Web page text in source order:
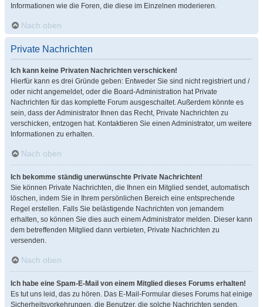
Informationen wie die Foren, die diese im Einzelnen moderieren.
Nach oben
Private Nachrichten
Ich kann keine Privaten Nachrichten verschicken!
Hierfür kann es drei Gründe geben: Entweder Sie sind nicht registriert und /
oder nicht angemeldet, oder die Board-Administration hat Private
Nachrichten für das komplette Forum ausgeschaltet. Außerdem könnte es
sein, dass der Administrator Ihnen das Recht, Private Nachrichten zu
verschicken, entzogen hat. Kontaktieren Sie einen Administrator, um weitere
Informationen zu erhalten.
Nach oben
Ich bekomme ständig unerwünschte Private Nachrichten!
Sie können Private Nachrichten, die Ihnen ein Mitglied sendet, automatisch
löschen, indem Sie in Ihrem persönlichen Bereich eine entsprechende
Regel erstellen. Falls Sie belästigende Nachrichten von jemandem
erhalten, so können Sie dies auch einem Administrator melden. Dieser kann
dem betreffenden Mitglied dann verbieten, Private Nachrichten zu
versenden.
Nach oben
Ich habe eine Spam-E-Mail von einem Mitglied dieses Forums erhalten!
Es tut uns leid, das zu hören. Das E-Mail-Formular dieses Forums hat einige
Sicherheitsvorkehrungen, die Benutzer, die solche Nachrichten senden,